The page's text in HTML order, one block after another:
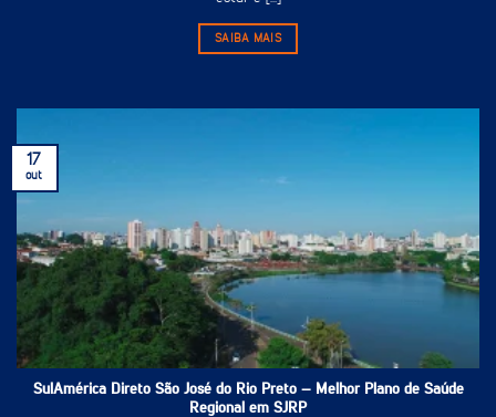
SAIBA MAIS
SulAmérica Direto São José do Rio Preto – Melhor Plano de Saúde
Regional em SJRP
17
out